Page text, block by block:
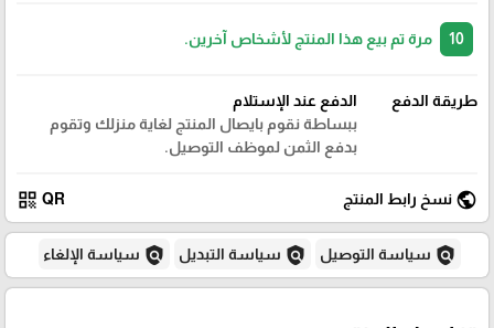
مرة تم بيع هذا المنتج لأشخاص آخرين.
طريقة الدفع
الدفع عند الإستلام
ببساطة نقوم بايصال المنتج لغاية منزلك وتقوم
بدفع الثمن لموظف التوصيل.
public نسخ رابط المنتج QR
qr_code
policy سياسة التوصيل policy سياسة التبديل policy سياسة الإلغاء